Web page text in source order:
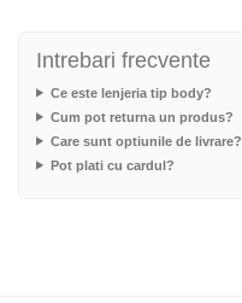
Intrebari frecvente
Ce este lenjeria tip body?
Cum pot returna un produs?
Care sunt optiunile de livrare?
Pot plati cu cardul?